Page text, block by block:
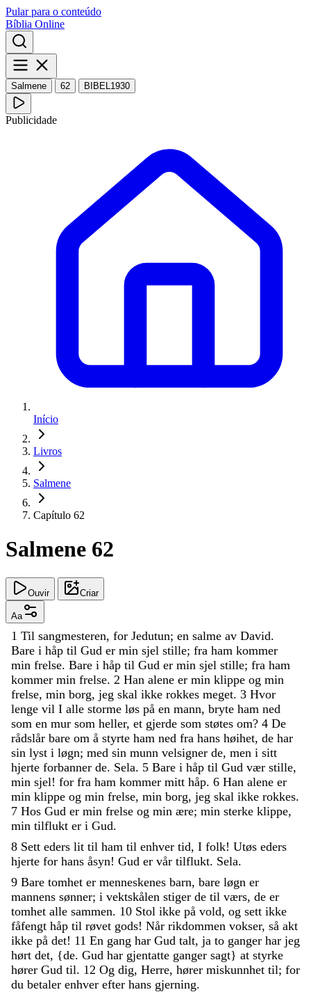
Pular para o conteúdo
Bíblia Online
Salmene 62 BIBEL1930
Publicidade
Início
Livros
Salmene
Capítulo 62
Salmene 62
Ouvir Criar
Aa
1 Til sangmesteren, for Jedutun; en salme av David.
Bare i håp til Gud er min sjel stille; fra ham kommer
min frelse. Bare i håp til Gud er min sjel stille; fra ham
kommer min frelse. 2 Han alene er min klippe og min
frelse, min borg, jeg skal ikke rokkes meget. 3 Hvor
lenge vil I alle storme løs på en mann, bryte ham ned
som en mur som heller, et gjerde som støtes om? 4 De
rådslår bare om å styrte ham ned fra hans høihet, de har
sin lyst i løgn; med sin munn velsigner de, men i sitt
hjerte forbanner de. Sela. 5 Bare i håp til Gud vær stille,
min sjel! for fra ham kommer mitt håp. 6 Han alene er
min klippe og min frelse, min borg, jeg skal ikke rokkes.
7 Hos Gud er min frelse og min ære; min sterke klippe,
min tilflukt er i Gud.
8 Sett eders lit til ham til enhver tid, I folk! Utøs eders
hjerte for hans åsyn! Gud er vår tilflukt. Sela.
9 Bare tomhet er menneskenes barn, bare løgn er
mannens sønner; i vektskålen stiger de til værs, de er
tomhet alle sammen. 10 Stol ikke på vold, og sett ikke
fåfengt håp til røvet gods! Når rikdommen vokser, så akt
ikke på det! 11 En gang har Gud talt, ja to ganger har jeg
hørt det, {de. Gud har gjentatte ganger sagt} at styrke
hører Gud til. 12 Og dig, Herre, hører miskunnhet til; for
du betaler enhver efter hans gjerning.